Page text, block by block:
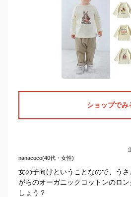
ショップでみ
nanacoco(40代・女性)
女の子向けということなので、う
がらのオーガニックコットンのロ
しょう？